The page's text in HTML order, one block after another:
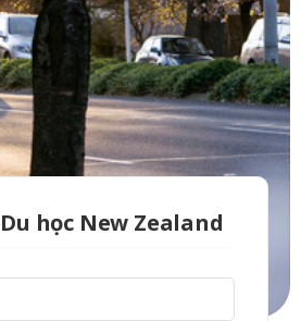
Du học New Zealand